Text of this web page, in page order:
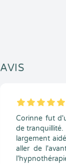
AVIS
5
1
5
0
Corinne fut
de tranquillité.
largement
aller de